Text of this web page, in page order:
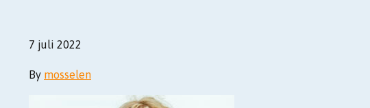
7 juli 2022
By mosselen